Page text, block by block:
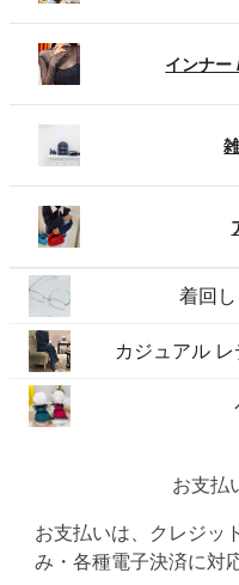
インナー
着回
カジュアル
お支払
お支払いは、クレジッ
み・各種電子決済に対